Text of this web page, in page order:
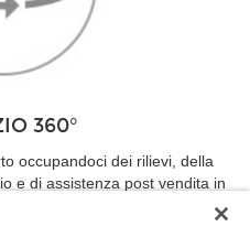
360°
occupandoci dei rilievi, della
e di assistenza post vendita in